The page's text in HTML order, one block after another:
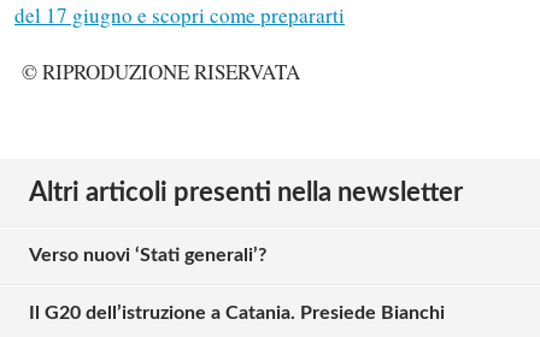
del 17 giugno e scopri come prepararti
© RIPRODUZIONE RISERVATA
Altri articoli presenti nella newsletter
Verso nuovi ‘Stati generali’?
Il G20 dell’istruzione a Catania. Presiede Bianchi